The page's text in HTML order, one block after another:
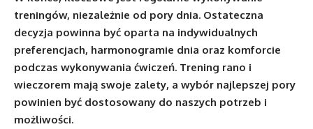
treningów, niezależnie od pory dnia. Ostateczna
decyzja powinna być oparta na indywidualnych
preferencjach, harmonogramie dnia oraz komforcie
podczas wykonywania ćwiczeń. Trening rano i
wieczorem mają swoje zalety, a wybór najlepszej pory
powinien być dostosowany do naszych potrzeb i
możliwości.